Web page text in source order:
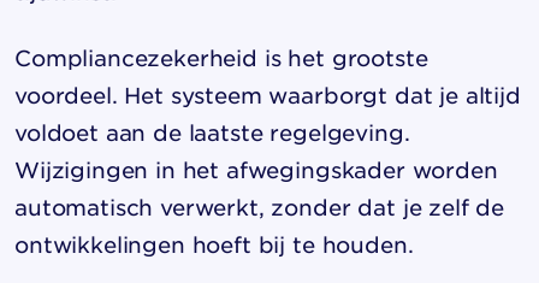
Compliancezekerheid is het grootste
voordeel. Het systeem waarborgt dat je altijd
voldoet aan de laatste regelgeving.
Wijzigingen in het afwegingskader worden
automatisch verwerkt, zonder dat je zelf de
ontwikkelingen hoeft bij te houden.